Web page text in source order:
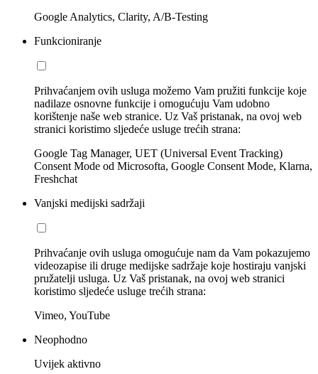
Google Analytics, Clarity, A/B-Testing
Funkcioniranje
Prihvaćanjem ovih usluga možemo Vam pružiti funkcije koje
nadilaze osnovne funkcije i omogućuju Vam udobno
korištenje naše web stranice. Uz Vaš pristanak, na ovoj web
stranici koristimo sljedeće usluge trećih strana:
Google Tag Manager, UET (Universal Event Tracking)
Consent Mode od Microsofta, Google Consent Mode, Klarna,
Freshchat
Vanjski medijski sadržaji
Prihvaćanje ovih usluga omogućuje nam da Vam pokazujemo
videozapise ili druge medijske sadržaje koje hostiraju vanjski
pružatelji usluga. Uz Vaš pristanak, na ovoj web stranici
koristimo sljedeće usluge trećih strana:
Vimeo, YouTube
Neophodno
Uvijek aktivno